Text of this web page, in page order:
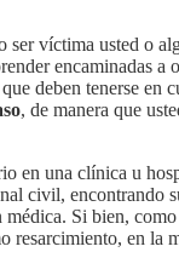
ser víctima usted o
encaminadas
deben tenerse en
, de manera que
en una clínica u
civil, encontrando
Si bien,
resarcimiento, en la